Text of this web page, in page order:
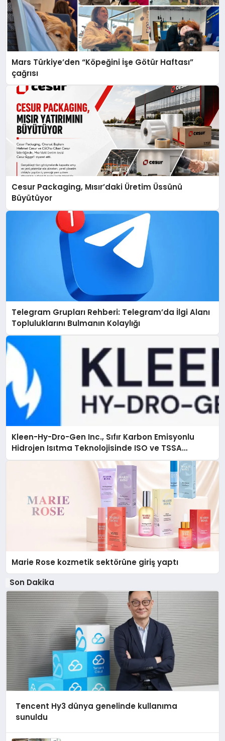
Mars Türkiye’den “Köpeğini İşe Götür Haftası”
çağrısı
Cesur Packaging, Mısır’daki Üretim Üssünü
Büyütüyor
Telegram Grupları Rehberi: Telegram’da İlgi Alanı
Topluluklarını Bulmanın Kolaylığı
Kleen-Hy-Dro-Gen Inc., Sıfır Karbon Emisyonlu
Hidrojen Isıtma Teknolojisinde ISO ve TSSA
Düzenleyici Onaylarını Aldı
Marie Rose kozmetik sektörüne giriş yaptı
Son Dakika
Tencent Hy3 dünya genelinde kullanıma
sunuldu